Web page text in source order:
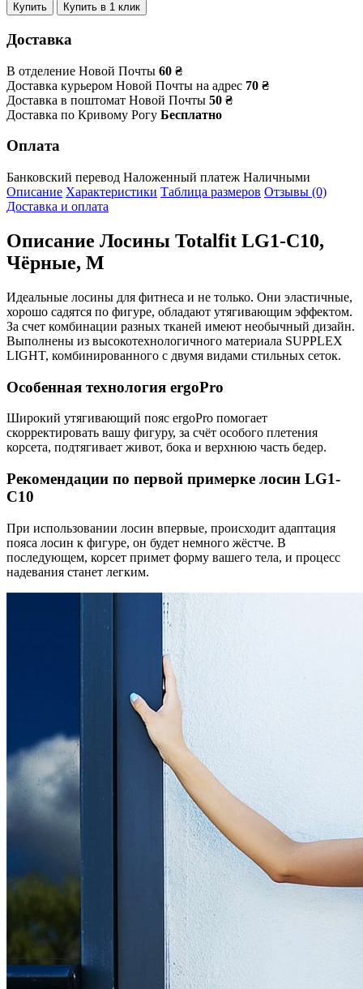
Купить
Купить в 1 клик
Доставка
В отделение Новой Почты 60 ₴
Доставка курьером Новой Почты на адрес 70 ₴
Доставка в поштомат Новой Почты 50 ₴
Доставка по Кривому Рогу Бесплатно
Оплата
Банковский перевод Наложенный платеж Наличными
Описание Характеристики Таблица размеров Отзывы (0)
Доставка и оплата
Описание Лосины Totalfit LG1-C10,
Чёрные, M
Идеальные лосины для фитнеса и не только. Они эластичные,
хорошо садятся по фигуре, обладают утягивающим эффектом.
За счет комбинации разных тканей имеют необычный дизайн.
Выполнены из высокотехнологичного материала SUPPLEX
LIGHT, комбинированного с двумя видами стильных сеток.
Особенная технология ergoPro
Широкий утягивающий пояс ergoPro помогает
скорректировать вашу фигуру, за счёт особого плетения
корсета, подтягивает живот, бока и верхнюю часть бедер.
Рекомендации по первой примерке лосин LG1-
C10
При использовании лосин впервые, происходит адаптация
пояса лосин к фигуре, он будет немного жёстче. В
последующем, корсет примет форму вашего тела, и процесс
надевания станет легким.